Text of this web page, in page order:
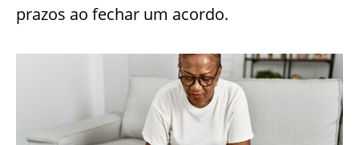
prazos ao fechar um acordo.